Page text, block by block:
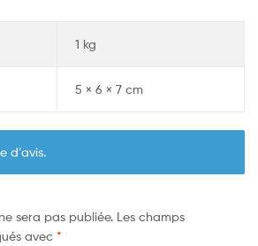
1 kg
5 × 6 × 7 cm
d’avis.
sera pas publiée. Les champs
avec *